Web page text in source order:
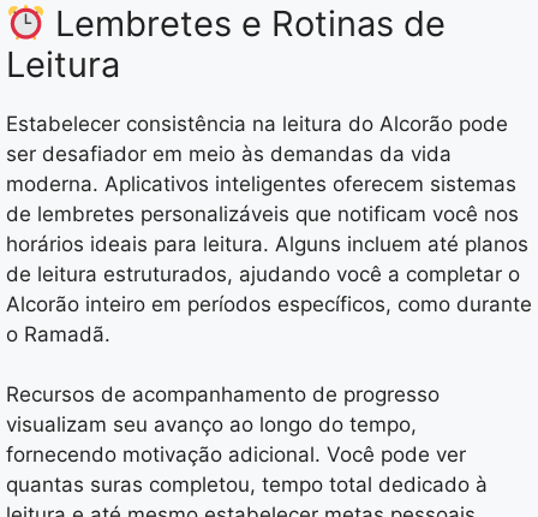
Lembretes e Rotinas de
Leitura
Estabelecer consistência na leitura do Alcorão pode
ser desafiador em meio às demandas da vida
moderna. Aplicativos inteligentes oferecem sistemas
de lembretes personalizáveis que notificam você nos
horários ideais para leitura. Alguns incluem até planos
de leitura estruturados, ajudando você a completar o
Alcorão inteiro em períodos específicos, como durante
o Ramadã.
Recursos de acompanhamento de progresso
visualizam seu avanço ao longo do tempo,
fornecendo motivação adicional. Você pode ver
quantas suras completou, tempo total dedicado à